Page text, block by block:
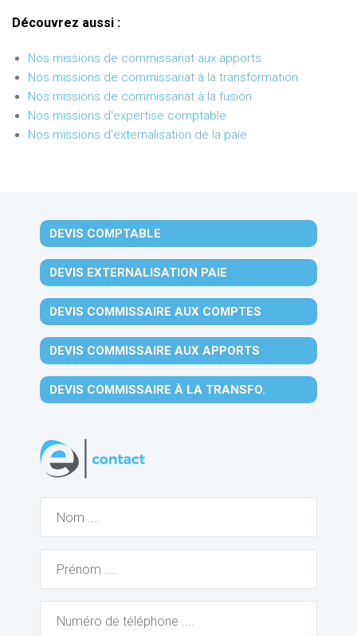
Découvrez aussi :
Nos missions de commissariat aux apports
Nos missions de commissariat à la transformation
Nos missions de commissariat à la fusion
Nos missions d'expertise comptable
Nos missions d'externalisation de la paie
DEVIS COMPTABLE
DEVIS EXTERNALISATION PAIE
DEVIS COMMISSAIRE AUX COMPTES
DEVIS COMMISSAIRE AUX APPORTS
DEVIS COMMISSAIRE À LA TRANSFO.